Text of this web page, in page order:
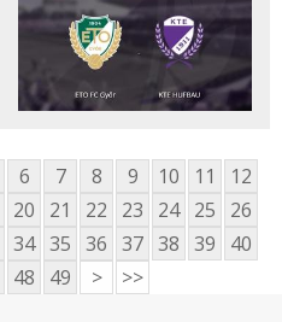
6 7 8 9 10 11
12
20 21 22 23 24 25
26
34 35 36 37 38 39
40
48 49 > >>